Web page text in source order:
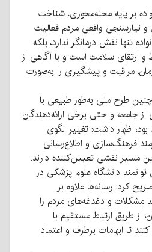
بر پایه محله‌محوری، شناخت
واقعی مردم فعالیت
تنها نقش درمانگر ندارد، بلکه
و ارتقای سلامت است و با آگاهی از
مراقبت و پیشگیری را به‌صورت
چنین طرح ملی به‌طور طبیعی با
جامعه و حتی برخی ارائه‌دهندگان
اظهار داشت: تغییر الگوی
فرهنگ‌سازی و اطلاع‌رسانی
مسیر نقشی تعیین‌کننده دارند.
توانمند دانشگاه علوم پزشکی در
کرد: رسانه‌ها علاوه بر
مشکلات و دغدغه‌های مردم را
از طریق ارتباط مستقیم با
تا ابهامات برطرف و اعتماد